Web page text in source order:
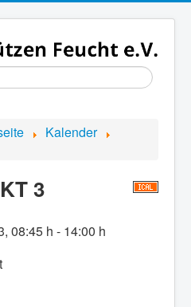
Kalender
3
, 08:45 h - 14:00 h